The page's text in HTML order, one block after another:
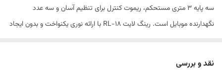
فواصل دور
سه پایه ۳ متری مستحکم، ریموت کنترل برای تنظیم آسان و سه عدد
نگهدارنده موبایل است. رینگ لایت RL-18 با ارائه نوری یکنواخت و بدون ایجاد
نقد و بررسی